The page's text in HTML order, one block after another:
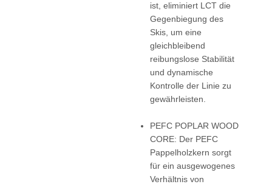
ist, eliminiert LCT die
Gegenbiegung des
Skis, um eine
gleichbleibend
reibungslose Stabilität
und dynamische
Kontrolle der Linie zu
gewährleisten.
PEFC POPLAR WOOD
CORE: Der PEFC
Pappelholzkern sorgt
für ein ausgewogenes
Verhältnis von